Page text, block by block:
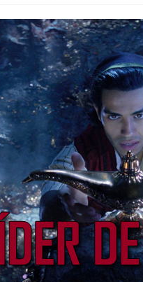
2024 ] Cannes 2024: día 4.